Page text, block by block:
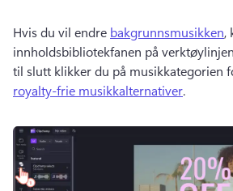
Hvis du vil endre bakgrunnsmusikken,
innholdsbibliotekfanen på
til slutt klikker du på musikkategorien
royalty-frie musikkalternativer.